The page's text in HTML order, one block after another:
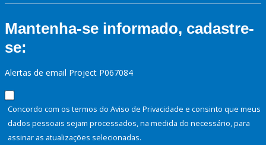
Mantenha-se informado, cadastre-
se:
Alertas de email Project P067084
Concordo com os termos do Aviso de Privacidade e consinto que meus
dados pessoais sejam processados, na medida do necessário, para
assinar as atualizações selecionadas.